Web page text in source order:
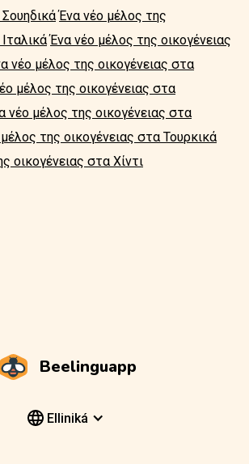
Ένα νέο μέλος της
Ένα νέο μέλος της οικογένειας
νέο μέλος της οικογένειας στα
μέλος της οικογένειας στα
νέο μέλος της οικογένειας στα
της οικογένειας στα Τουρκικά
οικογένειας στα Χίντι
Beelinguapp
Elliniká